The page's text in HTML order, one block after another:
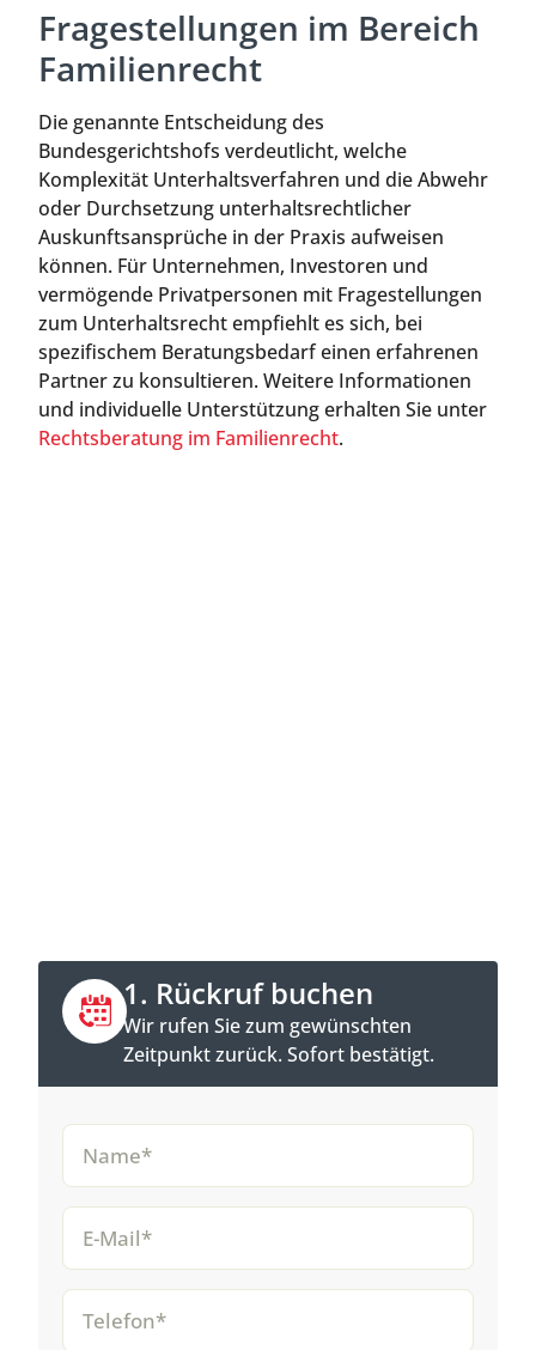
Fragestellungen im Bereich
Familienrecht
Die genannte Entscheidung des
Bundesgerichtshofs verdeutlicht, welche
Komplexität Unterhaltsverfahren und die Abwehr
oder Durchsetzung unterhaltsrechtlicher
Auskunftsansprüche in der Praxis aufweisen
können. Für Unternehmen, Investoren und
vermögende Privatpersonen mit Fragestellungen
zum Unterhaltsrecht empfiehlt es sich, bei
spezifischem Beratungsbedarf einen erfahrenen
Partner zu konsultieren. Weitere Informationen
und individuelle Unterstützung erhalten Sie unter
Rechtsberatung im Familienrecht.
1. Rückruf buchen
Wir rufen Sie zum gewünschten
Zeitpunkt zurück. Sofort bestätigt.